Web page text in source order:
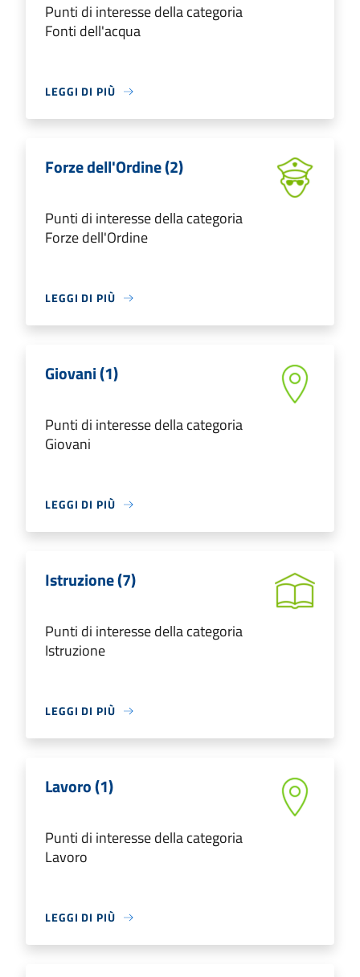
Punti di interesse della categoria
Fonti dell'acqua
LEGGI DI PIÙ
Forze dell'Ordine (2)
Punti di interesse della categoria
Forze dell'Ordine
LEGGI DI PIÙ
Giovani (1)
Punti di interesse della categoria
Giovani
LEGGI DI PIÙ
Istruzione (7)
Punti di interesse della categoria
Istruzione
LEGGI DI PIÙ
Lavoro (1)
Punti di interesse della categoria
Lavoro
LEGGI DI PIÙ